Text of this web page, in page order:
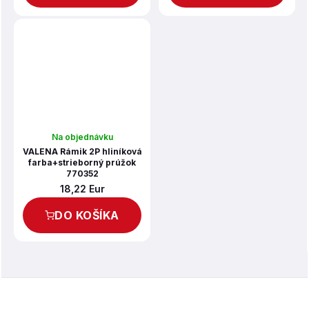
Na objednávku
VALENA Rámik 2P hliníková
farba+strieborný prúžok
770352
18,22 Eur
DO KOŠÍKA